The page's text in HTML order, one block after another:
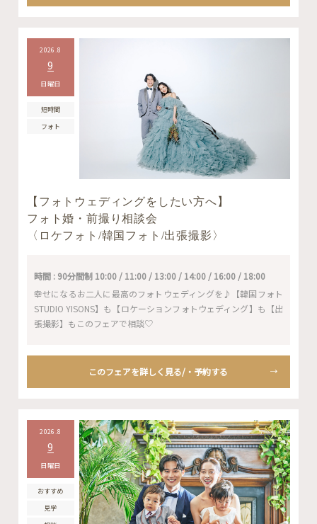
2026.8
9
日曜日
短時間
フォト
【フォトウェディングをしたい方へ】
フォト婚・前撮り相談会
〈ロケフォト/韓国フォト/出張撮影〉
時間 : 90分間制 10:00 / 11:00 / 13:00 / 14:00 / 16:00 / 18:00
幸せになるお二人に最高のフォトウェディングを♪【韓国フォト
STUDIO YISONS】も【ロケーションフォトウェディング】も【出
張撮影】もこのフェアで相談♡
このフェアを詳しく見る/・予約する
2026.8
9
日曜日
おすすめ
見学